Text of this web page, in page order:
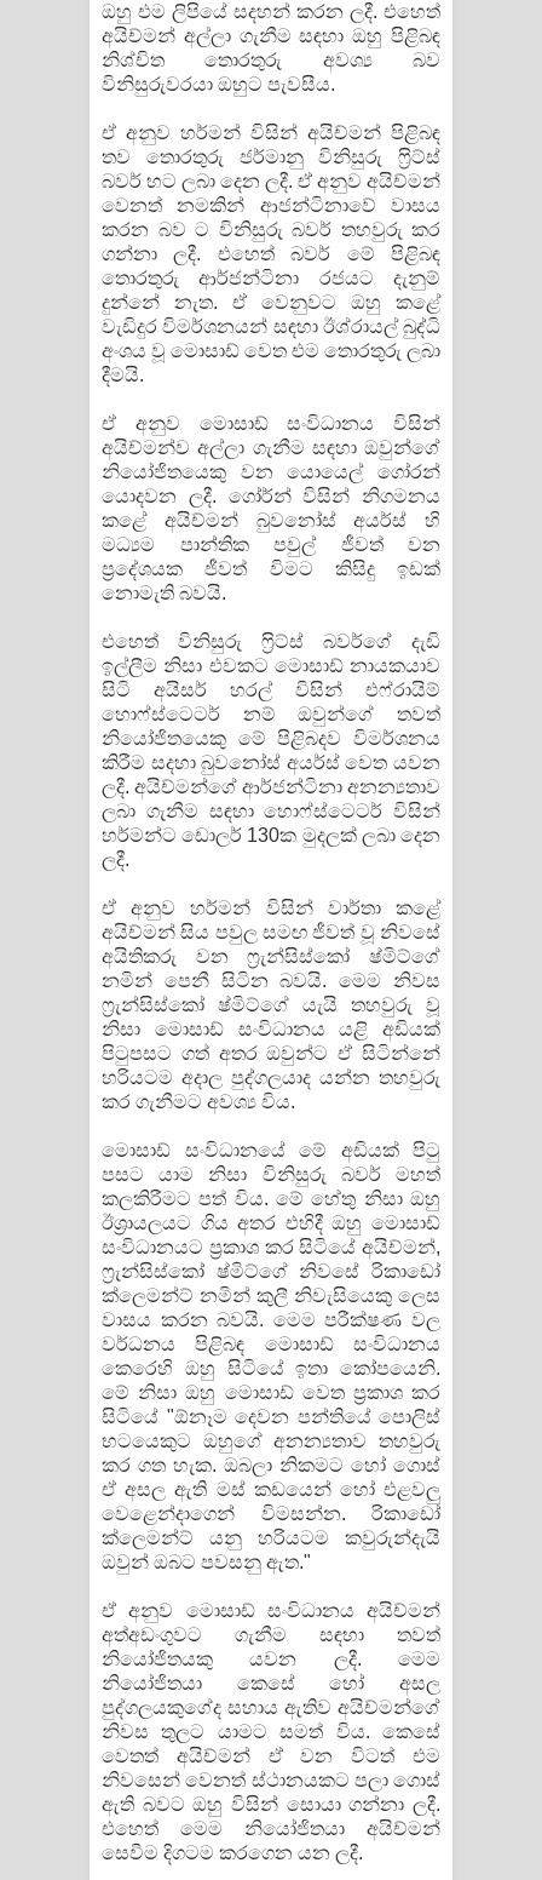
ඔහු එම ලිපියේ සදහන් කරන ලදී. එහෙත්
අයිච්මන් අල්ලා ගැනීම සඳහා ඔහු පිළිබඳ
නිශ්චිත තොරතුරු අවශ්‍ය බව
විනිසුරුවරයා ඔහුට පැවසීය.
ඒ අනුව හර්මන් විසින් අයිච්මන් පිළිබඳ
තව තොරතුරු ජර්මානු විනිසුරු ෆ්‍රිට්ස්
බවර් හට ලබා දෙන ලදී. ඒ අනුව අයිච්මන්
වෙනත් නමකින් ආජන්ටිනාවේ වාසය
කරන බව ට විනිසුරු බවර් තහවුරු කර
ගන්නා ලදී. එහෙත් බවර් මේ පිළිබඳ
තොරතුරු ආර්ජන්ටිනා රජයට දැනුම්
දුන්නේ නැත. ඒ වෙනුවට ඔහු කළේ
වැඩිදුර විමර්ශනයන් සඳහා ඊශ්රායල් බුද්ධි
අංශය වූ මොසාඩ් වෙත එම තොරතුරු ලබා
දීමයි.
ඒ අනුව මොසාඩ් සංවිධානය විසින්
අයිච්මන්ව අල්ලා ගැනීම සඳහා ඔවුන්ගේ
නියෝජිතයෙකු වන යොයෙල් ගෝරන්
යොදවන ලදී. ගෝර්න් විසින් නිගමනය
කළේ අයිච්මන් බුවනෝස් අයර්ස් හි
මධ්‍යම පාන්තික පවුල් ජීවත් වන
ප්‍රදේශයක ජීවත් විමට කිසිදු ඉඩක්
නොමැති බවයි.
එහෙත් විනිසුරු ෆ්‍රිට්ස් බවර්ගේ දැඩි
ඉල්ලීම නිසා එවකට මොසාඩ් නායකයාව
සිටි අයිසර් හරල් විසින් එෆ්රායිම්
හොෆ්ස්ටෙටර් නම් ඔවුන්ගේ තවත්
නියෝජිතයෙකු මේ පිළිබදව විමර්ශනය
කිරීම සදහා බුවනෝස් අයර්ස් වෙත යවන
ලදී. අයිච්මන්ගේ ආර්ජන්ටිනා අනන්‍යතාව
ලබා ගැනීම සඳහා හොෆ්ස්ටෙටර් විසින්
හර්මන්ට ඩොලර් 130ක මුදලක් ලබා දෙන
ලදී.
ඒ අනුව හර්මන් විසින් වාර්තා කළේ
අයිච්මන් සිය පවුල සමඟ ජීවත් වූ නිවසේ
අයිතිකරු වන ෆ්‍රැන්සිස්කෝ ෂ්මිට්ගේ
නමින් පෙනී සිටින බවයි. මෙම නිවස
ෆ්‍රැන්සිස්කෝ ෂ්මිට්ගේ යැයි තහවුරු වූ
නිසා මොසාඩ් සංවිධානය යළි අඩියක්
පිටුපසට ගත් අතර ඔවුන්ට ඒ සිටින්නේ
හරියටම අදාල පුද්ගලයාද යන්න තහවුරු
කර ගැනීමට අවශ්‍ය විය.
මොසාඩ් සංවිධානයේ මේ අඩියක් පිටු
පසට යාම නිසා විනිසුරු බවර් මහත්
කලකිරීමට පත් විය. මේ හේතු නිසා ඔහු
ඊශ්‍රායලයට ගිය අතර එහිදී ඔහු මොසාඩ්
සංවිධානයට ප්‍රකාශ කර සිටියේ අයිච්මන්,
ෆ්‍රැන්සිස්කෝ ෂ්මිට්ගේ නිවසේ රිකාඩෝ
ක්ලෙමන්ට් නමින් කුලී නිවැසියෙකු ලෙස
වාසය කරන බවයි. මෙම පරීක්ෂණ වල
වර්ධනය පිළිබඳ මොසාඩ් සංවිධානය
කෙරෙහි ඔහු සිටියේ ඉතා කෝපයෙනි.
මේ නිසා ඔහු මොසාඩ් වෙත ප්‍රකාශ කර
සිටියේ "ඕනෑම දෙවන පන්තියේ පොලිස්
භටයෙකුට ඔහුගේ අනන්‍යතාව තහවුරු
කර ගත හැක. ඔබලා නිකමට හෝ ගොස්
ඒ අසල ඇති මස් කඩයෙන් හෝ එළවලු
වෙළෙන්දාගෙන් විමසන්න. රිකාඩෝ
ක්ලෙමන්ට් යනු හරියටම කවුරුන්දැයි
ඔවුන් ඔබට පවසනු ඇත."
ඒ අනුව මොසාඩ් සංවිධානය අයිච්මන්
අත්අඩංගුවට ගැනීම සඳහා තවත්
නියෝජිතයකු යවන ලදී. මෙම
නියෝජිතයා කෙසේ හෝ අසල
පුද්ගලයකුගේද සහාය ඇතිව අයිච්මන්ගේ
නිවස තුලට යාමට සමත් විය. කෙසේ
වෙතත් අයිච්මන් ඒ වන විටත් එම
නිවසෙන් වෙනත් ස්ථානයකට පලා ගොස්
ඇති බවට ඔහු විසින් සොයා ගන්නා ලදී.
එහෙත් මෙම නියෝජිතයා අයිච්මන්
සෙවීම දිගටම කරගෙන යන ලදී.